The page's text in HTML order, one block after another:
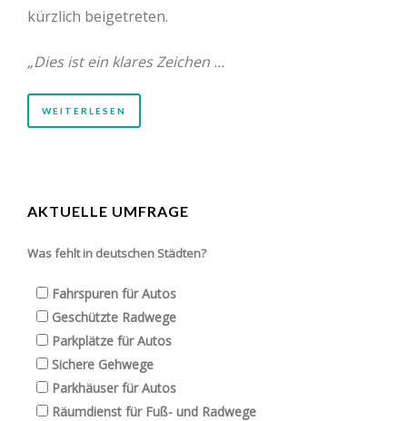
kürzlich beigetreten.
„Dies ist ein klares Zeichen …
WEITERLESEN
AKTUELLE UMFRAGE
Was fehlt in deutschen Städten?
Fahrspuren für Autos
Geschützte Radwege
Parkplätze für Autos
Sichere Gehwege
Parkhäuser für Autos
Räumdienst für Fuß- und Radwege